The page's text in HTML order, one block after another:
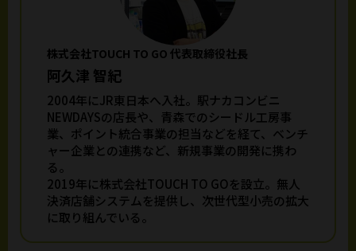
株式会社TOUCH TO GO 代表取締役社長
阿久津 智紀
2004年にJR東日本へ入社。駅ナカコンビニ
NEWDAYSの店長や、青森でのシードル工房事
業、ポイント統合事業の担当などを経て、ベンチ
ャー企業との連携など、新規事業の開発に携わ
る。
2019年に株式会社TOUCH TO GOを設立。無人
決済店舗システムを提供し、次世代型小売の拡大
に取り組んでいる。